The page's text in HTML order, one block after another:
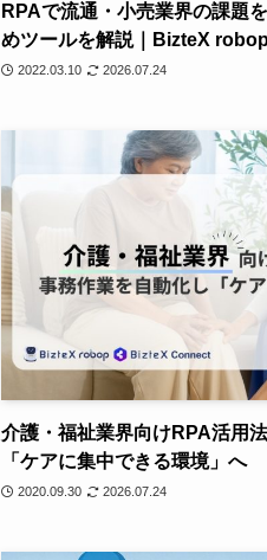
RPAで流通・小売業界の課題
めツールを解説｜BizteX
2022.03.10 2026.07.24
介護・福祉業界向けRPA活用
「ケアに集中できる環境」へ
2020.09.30 2026.07.24